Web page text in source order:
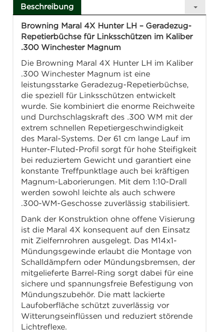
Beschreibung
Browning Maral 4X Hunter LH – Geradezug-
Repetierbüchse für Linksschützen im Kaliber
.300 Winchester Magnum
Die Browning Maral 4X Hunter LH im Kaliber
.300 Winchester Magnum ist eine
leistungsstarke Geradezug-Repetierbüchse,
die speziell für Linksschützen entwickelt
wurde. Sie kombiniert die enorme Reichweite
und Durchschlagskraft des .300 WM mit der
extrem schnellen Repetiergeschwindigkeit
des Maral-Systems. Der 61 cm lange Lauf im
Hunter-Fluted-Profil sorgt für hohe Steifigkeit
bei reduziertem Gewicht und garantiert eine
konstante Treffpunktlage auch bei kräftigen
Magnum-Laborierungen. Mit dem 1:10-Drall
werden sowohl leichte als auch schwere
.300-WM-Geschosse zuverlässig stabilisiert.
Dank der Konstruktion ohne offene Visierung
ist die Maral 4X konsequent auf den Einsatz
mit Zielfernrohren ausgelegt. Das M14x1-
Mündungsgewinde erlaubt die Montage von
Schalldämpfern oder Mündungsbremsen, der
mitgelieferte Barrel-Ring sorgt dabei für eine
sichere und spannungsfreie Befestigung von
Mündungszubehör. Die matt lackierte
Laufoberfläche schützt zuverlässig vor
Witterungseinflüssen und reduziert störende
Lichtreflexe.